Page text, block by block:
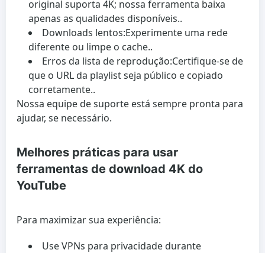
original suporta 4K; nossa ferramenta baixa
apenas as qualidades disponíveis..
Downloads lentos:Experimente uma rede
diferente ou limpe o cache..
Erros da lista de reprodução:Certifique-se de
que o URL da playlist seja público e copiado
corretamente..
Nossa equipe de suporte está sempre pronta para
ajudar, se necessário.
Melhores práticas para usar
ferramentas de download 4K do
YouTube
Para maximizar sua experiência:
Use VPNs para privacidade durante